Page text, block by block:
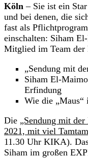
Köln – Sie ist ein
und bei denen, die
fast als
einschalten: Siham
Mitglied im Team der
„Sendung mit
Siham El-
Erfindung
Wie die „Maus“
Die „Sendung mit
2021, mit viel
11.30 Uhr KIKA).
Siham im großen